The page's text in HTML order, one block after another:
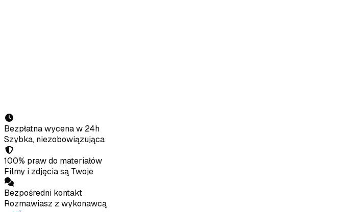
Wyślij zapytanie
Bezpłatna wycena w 24h
Szybka, niezobowiązująca
100% praw do materiałów
Filmy i zdjęcia są Twoje
Bezpośredni kontakt
Rozmawiasz z wykonawcą